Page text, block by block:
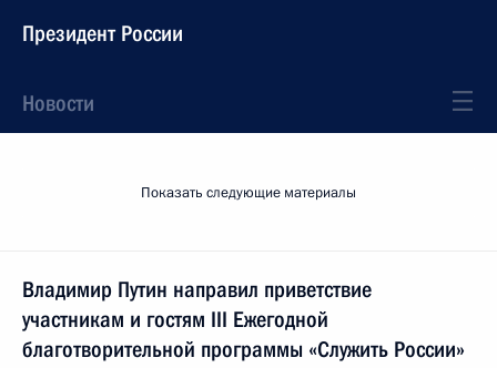
Президент России
Новости
Показать следующие материалы
Владимир Путин направил приветствие
участникам и гостям III Ежегодной
благотворительной программы «Служить России»